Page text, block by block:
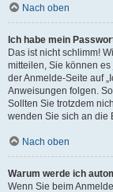
Nach oben
Ich habe mein
Das ist nicht schlimm!
mitteilen, Sie können
der Anmelde-Seite auf
Anweisungen folgen.
Sollten Sie trotzdem
wenden Sie sich an die
Nach oben
Warum werde ich
Wenn Sie beim